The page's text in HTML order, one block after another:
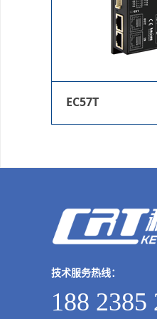
EC57T
技术服务热线：
188 2385